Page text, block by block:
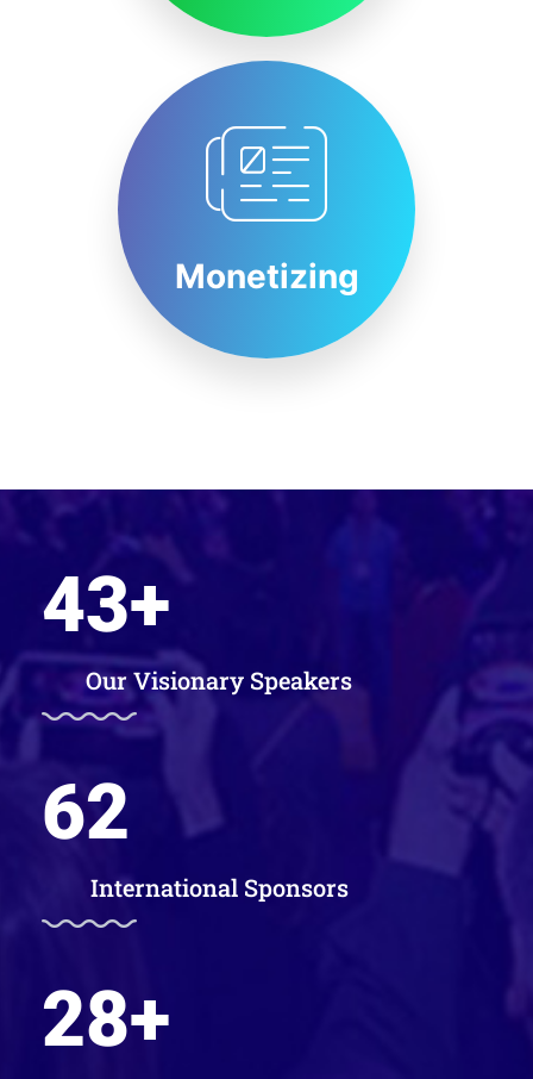
Monetizing
Our Visionary Speakers
43+
International Sponsors
62
28+